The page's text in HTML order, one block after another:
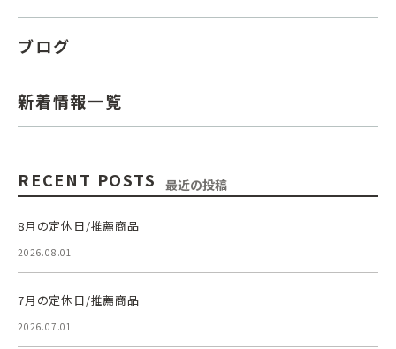
ブログ
新着情報一覧
RECENT POSTS 最近の投稿
8月の定休日/推薦商品
2026.08.01
7月の定休日/推薦商品
2026.07.01